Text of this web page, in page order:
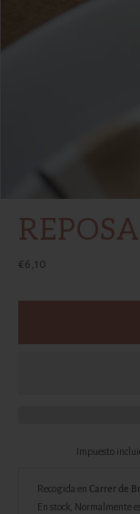
€6,10
Impuesto
Recogida en Carrer de
En stock, Normalmente